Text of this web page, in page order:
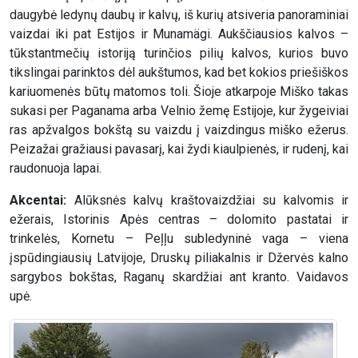
daugybė ledynų daubų ir kalvų, iš kurių atsiveria panoraminiai
vaizdai iki pat Estijos ir Munamägi. Aukščiausios kalvos –
tūkstantmečių istoriją turinčios pilių kalvos, kurios buvo
tikslingai parinktos dėl aukštumos, kad bet kokios priešiškos
kariuomenės būtų matomos toli. Šioje atkarpoje Miško takas
sukasi per Paganama arba Velnio žemę Estijoje, kur žygeiviai
ras apžvalgos bokštą su vaizdu į vaizdingus miško ežerus.
Peizažai gražiausi pavasarį, kai žydi kiaulpienės, ir rudenį, kai
raudonuoja lapai.
Akcentai: Alūksnės kalvų kraštovaizdžiai su kalvomis ir
ežerais, Istorinis Apės centras – dolomito pastatai ir
trinkelės, Kornetu – Peļļu subledyninė vaga – viena
įspūdingiausių Latvijoje, Druskų piliakalnis ir Džervės kalno
sargybos bokštas, Raganų skardžiai ant kranto. Vaidavos
upė.